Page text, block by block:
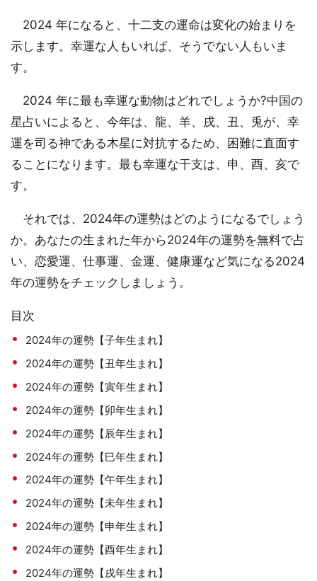
2024 年になると、十二支の運命は変化の始まりを
示します。幸運な人もいれば、そうでない人もいま
す。
2024 年に最も幸運な動物はどれでしょうか?中国の
星占いによると、今年は、龍、羊、戌、丑、兎が、幸
運を司る神である木星に対抗するため、困難に直面す
ることになります。最も幸運な干支は、申、酉、亥で
す。
それでは、2024年の運勢はどのようになるでしょう
か。あなたの生まれた年から2024年の運勢を無料で占
い、恋愛運、仕事運、金運、健康運など気になる2024
年の運勢をチェックしましょう。
目次
2024年の運勢【子年生まれ】
2024年の運勢【丑年生まれ】
2024年の運勢【寅年生まれ】
2024年の運勢【卯年生まれ】
2024年の運勢【辰年生まれ】
2024年の運勢【巳年生まれ】
2024年の運勢【午年生まれ】
2024年の運勢【未年生まれ】
2024年の運勢【申年生まれ】
2024年の運勢【酉年生まれ】
2024年の運勢【戌年生まれ】